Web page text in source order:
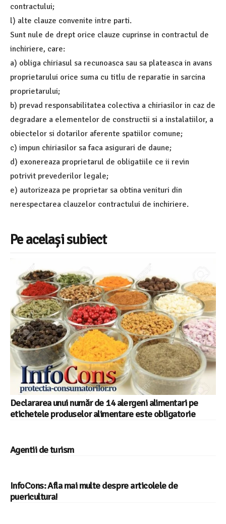
contractului;
l) alte clauze convenite intre parti.
Sunt nule de drept orice clauze cuprinse in contractul de
inchiriere, care:
a) obliga chiriasul sa recunoasca sau sa plateasca in avans
proprietarului orice suma cu titlu de reparatie in sarcina
proprietarului;
b) prevad responsabilitatea colectiva a chiriasilor in caz de
degradare a elementelor de constructii si a instalatiilor, a
obiectelor si dotarilor aferente spatiilor comune;
c) impun chiriasilor sa faca asigurari de daune;
d) exonereaza proprietarul de obligatiile ce ii revin
potrivit prevederilor legale;
e) autorizeaza pe proprietar sa obtina venituri din
nerespectarea clauzelor contractului de inchiriere.
Pe același subiect
Declararea unui număr de 14 alergeni alimentari pe
etichetele produselor alimentare este obligatorie
Agentii de turism
InfoCons: Afla mai multe despre articolele de
puericultura!